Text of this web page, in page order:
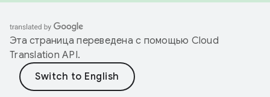
Эта страница переведена с помощью Cloud
Translation API.